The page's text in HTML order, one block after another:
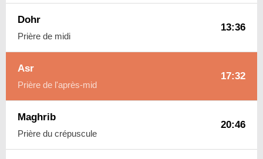
Dohr
Prière de midi
13:36
Asr
Prière de l'après-mid
17:32
Maghrib
Prière du crépuscule
20:46